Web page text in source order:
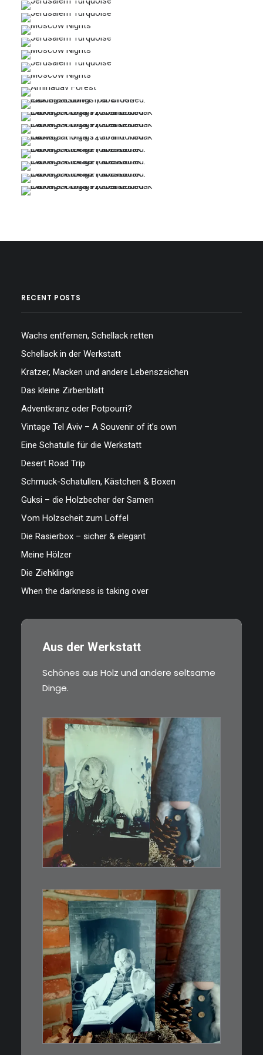
…
…
…
…
…
…
…
…
…
…
…
RECENT POSTS
Wachs entfernen, Schellack retten
Schellack in der Werkstatt
Kratzer, Macken und andere Lebenszeichen
Das kleine Zirbenblatt
Adventkranz oder Potpourri?
Vintage Tel Aviv – A Souvenir of it’s own
Eine Schatulle für die Werkstatt
Desert Road Trip
Schmuck-Schatullen, Kästchen & Boxen
Guksi – die Holzbecher der Samen
Vom Holzscheit zum Löffel
Die Rasierbox – sicher & elegant
Meine Hölzer
Die Ziehklinge
When the darkness is taking over
Aus der Werkstatt
Schönes aus Holz und andere seltsame
Dinge.
€3,00
Limitierte Auflage. Original:
Abzug von…
3,00
Limitierte Auflage. Original:
Abzug von 35mm…